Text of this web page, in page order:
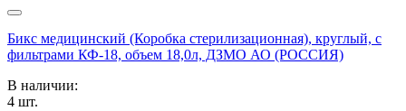
Бикс медицинский (Коробка стерилизационная), круглый, с
фильтрами КФ-18, объем 18,0л, ДЗМО АО (РОССИЯ)
В наличии:
4 шт.